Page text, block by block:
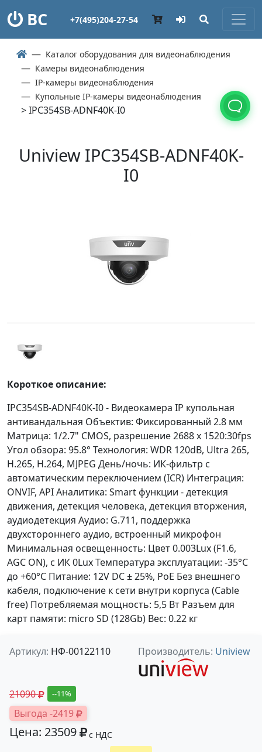
ВС +7(495)204-27-54
Каталог оборудования для видеонаблюдения
Камеры видеонаблюдения
IP-камеры видеонаблюдения
Купольные IP-камеры видеонаблюдения
> IPC354SB-ADNF40K-I0
Uniview IPC354SB-ADNF40K-
I0
Короткое описание:
IPC354SB-ADNF40K-I0 - Видеокамера IP купольная
антивандальная Объектив: Фиксированный 2.8 мм
Матрица: 1/2.7" CMOS, разрешение 2688 x 1520:30fps
Угол обзора: 95.8° Технология: WDR 120dB, Ultra 265,
H.265, H.264, MJPEG День/ночь: ИК-фильтр с
автоматическим переключением (ICR) Интеграция:
ONVIF, API Аналитика: Smart функции - детекция
движения, детекция человека, детекция вторжения,
аудиодетекция Аудио: G.711, поддержка
двухстороннего аудио, встроенный микрофон
Минимальная освещенность: Цвет 0.003Lux (F1.6,
AGC ON), c ИК 0Lux Температура эксплуатации: -35°C
до +60°C Питание: 12V DC ± 25%, PoE Без внешнего
кабеля, подключение к сети внутри корпуса (Cable
free) Потребляемая мощность: 5,5 Вт Разъем для
карт памяти: micro SD (128Gb) Вес: 0.22 кг
Артикул: НФ-00122110 Производитель: Uniview
21090 --11%
Выгода -2419
Цена: 23509 с НДС